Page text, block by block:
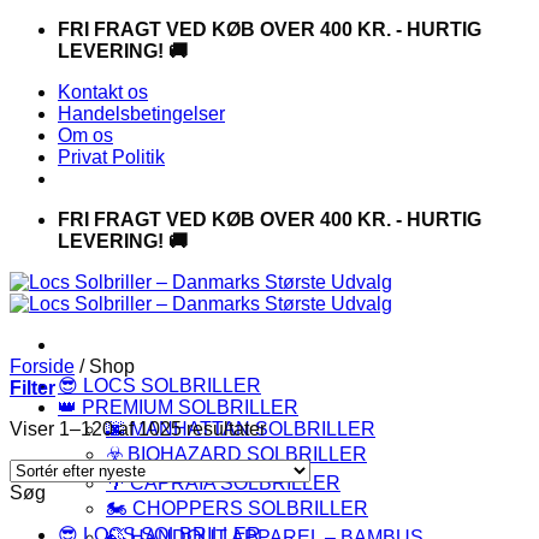
FortsætFRI FRAGT VED KØB OVER 400 KR. - HURTIG
LEVERING! 🚚
Kontakt os
Handelsbetingelser
Om os
Privat Politik
FRI FRAGT VED KØB OVER 400 KR. - HURTIG
LEVERING! 🚚
😎 LOCS SOLBRILLER
👑 PREMIUM SOLBRILLER
🌆 MANHATTAN SOLBRILLER
☣️ BIOHAZARD SOLBRILLER
🌴 CAPRAIA SOLBRILLER
🏍️ CHOPPERS SOLBRILLER
Forside /Shop
Filter
Viser 1–120 af 1025 resultaterSorteret
efter
seneste
Søg
😎 LOCS SOLBRILLER